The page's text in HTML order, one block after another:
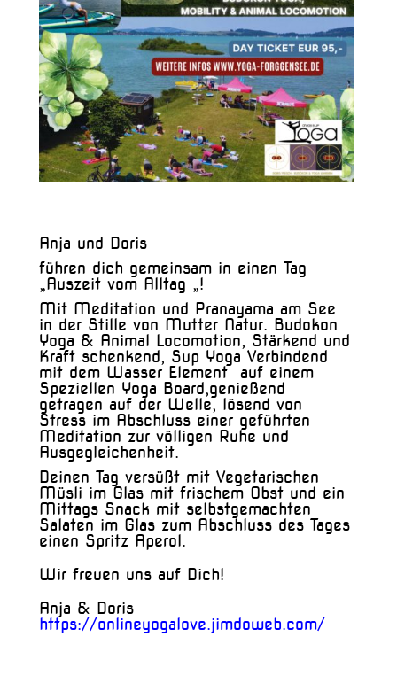
Anja und Doris
führen dich gemeinsam in einen Tag
„Auszeit vom Alltag „!
Mit Meditation und Pranayama am See
in der Stille von Mutter Natur. Budokon
Yoga & Animal Locomotion, Stärkend und
Kraft schenkend, Sup Yoga Verbindend
mit dem Wasser Element
auf einem
Speziellen Yoga Board,genießend
getragen auf der Welle, lösend von
Stress im Abschluss einer geführten
Meditation zur völligen Ruhe und
Ausgegleichenheit.
Deinen Tag versüßt mit Vegetarischen
Müsli im Glas mit frischem Obst und ein
Mittags Snack mit selbstgemachten
Salaten im Glas zum Abschluss des Tages
einen Spritz Aperol.
Wir freuen uns auf Dich!
Anja & Doris
https://onlineyogalove.jimdoweb.com/